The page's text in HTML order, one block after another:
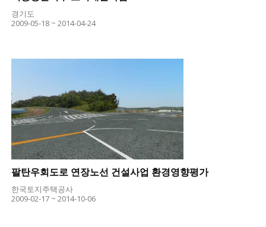
경기도
2009-05-18 ~ 2014-04-24
팔탄우회도로 연장노선 건설사업 환경영향평가
한국토지주택공사
2009-02-17 ~ 2014-10-06